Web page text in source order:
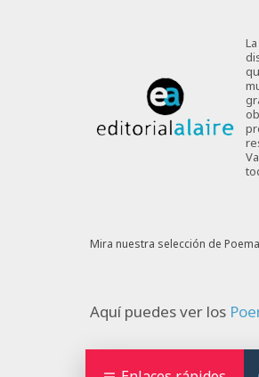
Mira nuestra selección de
Aquí puedes ver los